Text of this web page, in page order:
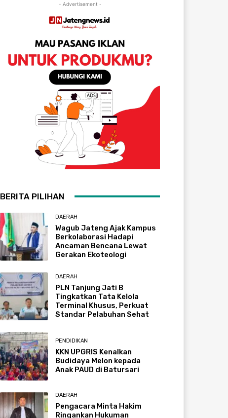
- Advertisement -
BERITA PILIHAN
DAERAH
Wagub Jateng Ajak Kampus
Berkolaborasi Hadapi
Ancaman Bencana Lewat
Gerakan Ekoteologi
DAERAH
PLN Tanjung Jati B
Tingkatkan Tata Kelola
Terminal Khusus, Perkuat
Standar Pelabuhan Sehat
PENDIDIKAN
KKN UPGRIS Kenalkan
Budidaya Melon kepada
Anak PAUD di Batursari
DAERAH
Pengacara Minta Hakim
Ringankan Hukuman